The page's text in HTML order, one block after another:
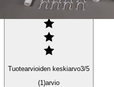
Tuotearvioiden keskiarvo3/5
(1)arvio